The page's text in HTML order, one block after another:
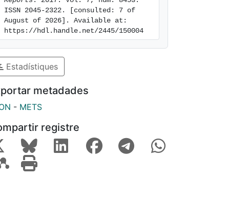
ISSN 2045-2322. [consulted: 7 of
August of 2026]. Available at:
https://hdl.handle.net/2445/150004
Estadístiques
metadades
- METS
registre